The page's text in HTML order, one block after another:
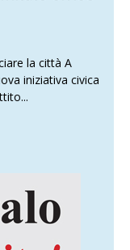
la città A
iniziativa civica